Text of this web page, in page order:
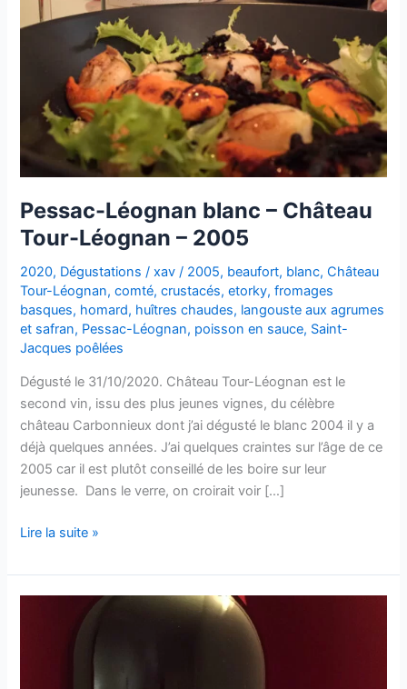
Pessac-Léognan blanc – Château
Tour-Léognan – 2005
2020, Dégustations /xav/ 2005, beaufort, blanc,Château
Tour-Léognan,comté,crustacés,etorky,fromages
basques, homard, huîtres chaudes, langouste aux agrumes
et safran, Pessac-Léognan, poisson en sauce, Saint-
Jacques poêlées
Dégusté le 31/10/2020. Château Tour-Léognan est le
second vin, issu des plus jeunes vignes, du célèbre
château Carbonnieux dont j’ai dégusté le blanc 2004 il y a
déjà quelques années. J’ai quelques craintes sur l’âge de ce
2005 car il est plutôt conseillé de les boire sur leur
jeunesse. Dans le verre, on croirait voir […]
Pessac-
blanc
–
Lire la suite »